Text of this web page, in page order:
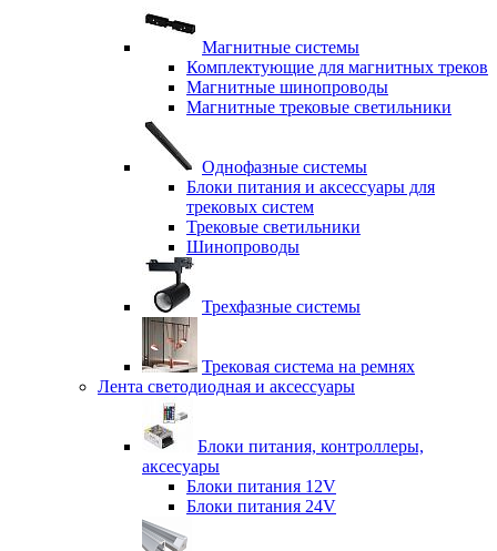
Магнитные системы
Комплектующие для магнитных треков
Магнитные шинопроводы
Магнитные трековые светильники
Однофазные системы
Блоки питания и аксессуары для
трековых систем
Трековые светильники
Шинопроводы
Трехфазные системы
Трековая система на ремнях
Лента светодиодная и аксессуары
Блоки питания, контроллеры,
аксесуары
Блоки питания 12V
Блоки питания 24V